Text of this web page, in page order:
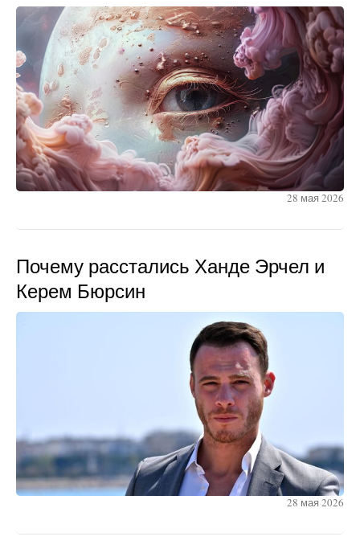
28 мая 2026
Почему расстались Ханде Эрчел и
Керем Бюрсин
28 мая 2026